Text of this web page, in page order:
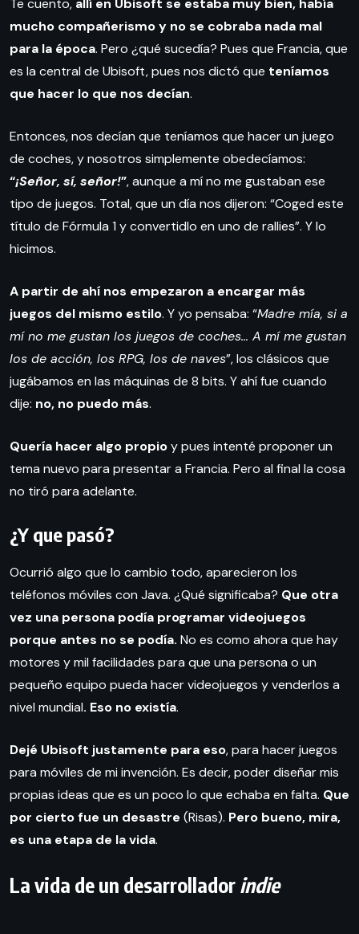
Te cuento, allí en Ubisoft se estaba muy bien, había
mucho compañerismo y no se cobraba nada mal
para la época. Pero ¿qué sucedía? Pues que Francia, que
es la central de Ubisoft, pues nos dictó que teníamos
que hacer lo que nos decían.
Entonces, nos decían que teníamos que hacer un juego
de coches, y nosotros simplemente obedecíamos:
“¡Señor, sí, señor!”, aunque a mí no me gustaban ese
tipo de juegos. Total, que un día nos dijeron: “Coged este
título de Fórmula 1 y convertidlo en uno de rallies”. Y lo
hicimos.
A partir de ahí nos empezaron a encargar más
juegos del mismo estilo. Y yo pensaba: “Madre mía, si a
mí no me gustan los juegos de coches… A mí me gustan
los de acción, los RPG, los de naves”, los clásicos que
jugábamos en las máquinas de 8 bits. Y ahí fue cuando
dije: no, no puedo más.
Quería hacer algo propioy pues intenté proponer un
tema nuevo para presentar a Francia. Pero al final la cosa
no tiró para adelante.
¿Y que pasó?
Ocurrió algo que lo cambio todo, aparecieron los
teléfonos móviles con Java. ¿Qué significaba? Que otra
vez una persona podía programar videojuegos
porque antes no se podía. No es como ahora que hay
motores y mil facilidades para que una persona o un
pequeño equipo pueda hacer videojuegos y venderlos a
nivel mundial. Eso no existía.
Dejé Ubisoft justamente para eso, para hacer juegos
para móviles de mi invención. Es decir, poder diseñar mis
propias ideas que es un poco lo que echaba en falta. Que
por cierto fue un desastre (Risas). Pero bueno, mira,
es una etapa de la vida.
La vida de un desarrolladorindie